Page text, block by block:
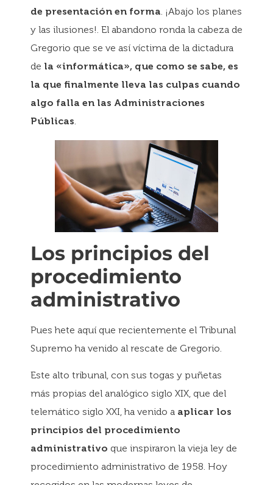
de presentación en forma. ¡Abajo los planes
y las ilusiones!. El abandono ronda la cabeza de
Gregorio que se ve así víctima de la dictadura
de la «informática», que como se sabe, es
la que finalmente lleva las culpas cuando
algo falla en las Administraciones
Públicas.
Los principios del
procedimiento
administrativo
Pues hete aquí que recientemente el Tribunal
Supremo ha venido al rescate de Gregorio.
Este alto tribunal, con sus togas y puñetas
más propias del analógico siglo XIX, que del
telemático siglo XXI, ha venido a aplicar los
principios del procedimiento
administrativo que inspiraron la vieja ley de
procedimiento administrativo de 1958. Hoy